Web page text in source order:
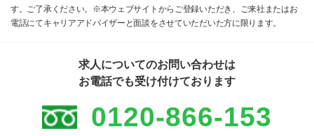
す。ご了承ください。※本ウェブサイトからご登録いただき、ご来社またはお
電話にてキャリアアドバイザーと面談をさせていただいた方に限ります。
求人についてのお問い合わせは
お電話でも受け付けております
0120-866-153